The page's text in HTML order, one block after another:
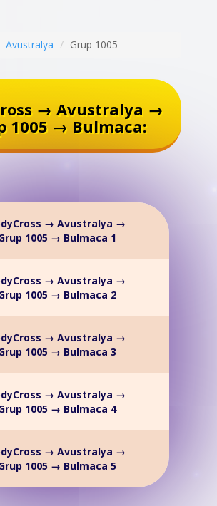
Avustralya Grup 1005
→ Avustralya →
1005 → Bulmaca:
→ Avustralya →
1005 → Bulmaca 1
→ Avustralya →
1005 → Bulmaca 2
→ Avustralya →
1005 → Bulmaca 3
→ Avustralya →
1005 → Bulmaca 4
→ Avustralya →
1005 → Bulmaca 5